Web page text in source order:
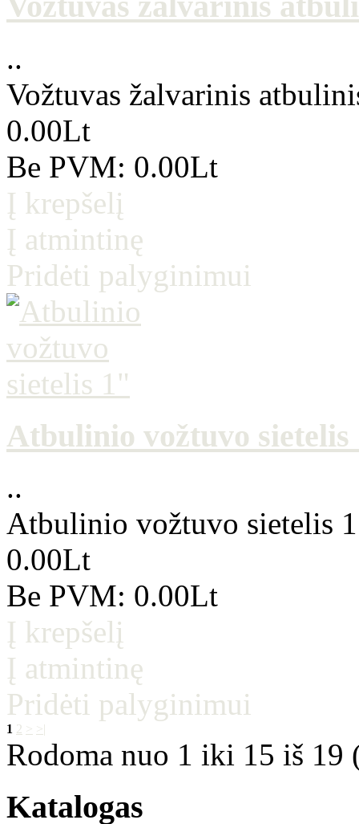
..
Vožtuvas žalvarinis
0.00Lt
Be PVM: 0.00Lt
Į krepšelį
Į atmintinę
Pridėti palyginimui
Atbulinio vožtuvo
..
Atbulinio vožtuvo sietelis
0.00Lt
Be PVM: 0.00Lt
Į krepšelį
Į atmintinę
Pridėti palyginimui
1 2 > >|
Rodoma nuo 1 iki 15 iš 19
Katalogas